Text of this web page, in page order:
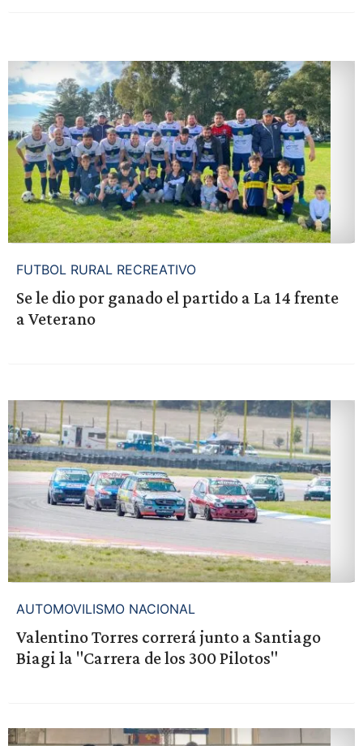
FUTBOL RURAL RECREATIVO
Se le dio por ganado el partido a La 14 frente
a Veterano
AUTOMOVILISMO NACIONAL
Valentino Torres correrá junto a Santiago
Biagi la "Carrera de los 300 Pilotos"